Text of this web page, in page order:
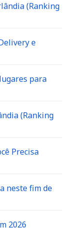
(Ranking
e
para
(Ranking
Precisa
neste fim de
2026